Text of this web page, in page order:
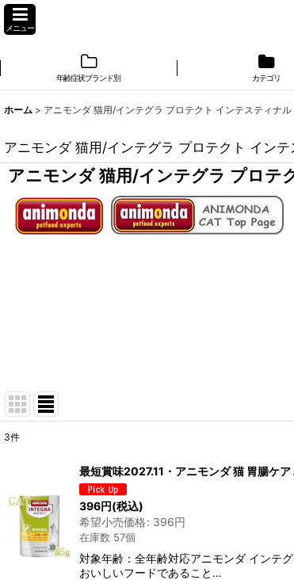
メニュー
年齢症状ブランド別 カテゴリ
ホーム > アニモンダ 猫用/インテグラ プロテクト インテスティナル
アニモンダ 猫用/インテグラ プロテクト インテ
アニモンダ 猫用/インテグラ プロテ
並び順:
3件
最短賞味2027.11・アニモンダ 猫 胃腸ケ
396円(税込)
希望小売価格: 396円
在庫数 57個
対象年齢：全年齢対応アニモンダ インテ
おいしいフードであること…